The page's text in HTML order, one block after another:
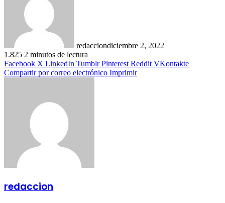
redacciondiciembre 2, 2022
1.825 2 minutos de lectura
Facebook X LinkedIn Tumblr Pinterest Reddit VKontakte
Compartir por correo electrónico Imprimir
redaccion